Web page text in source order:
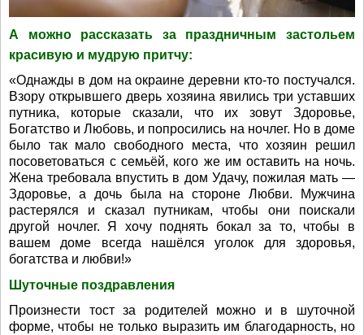
А можно рассказать за праздничным застольем
красивую и мудрую притчу:
«Однажды в дом на окраине деревни кто-то постучался.
Взору открывшего дверь хозяина явились три уставших
путника, которые сказали, что их зовут Здоровье,
Богатство и Любовь, и попросились на ночлег. Но в доме
было так мало свободного места, что хозяин решил
посоветоваться с семьёй, кого же им оставить на ночь.
Жена требовала впустить в дом Удачу, пожилая мать —
Здоровье, а дочь была на стороне Любви. Мужчина
растерялся и сказал путникам, чтобы они поискали
другой ночлег. Я хочу поднять бокал за то, чтобы в
вашем доме всегда нашёлся уголок для здоровья,
богатства и любви!»
Шуточные поздравления
Произнести тост за родителей можно и в шуточной
форме, чтобы не только выразить им благодарность, но